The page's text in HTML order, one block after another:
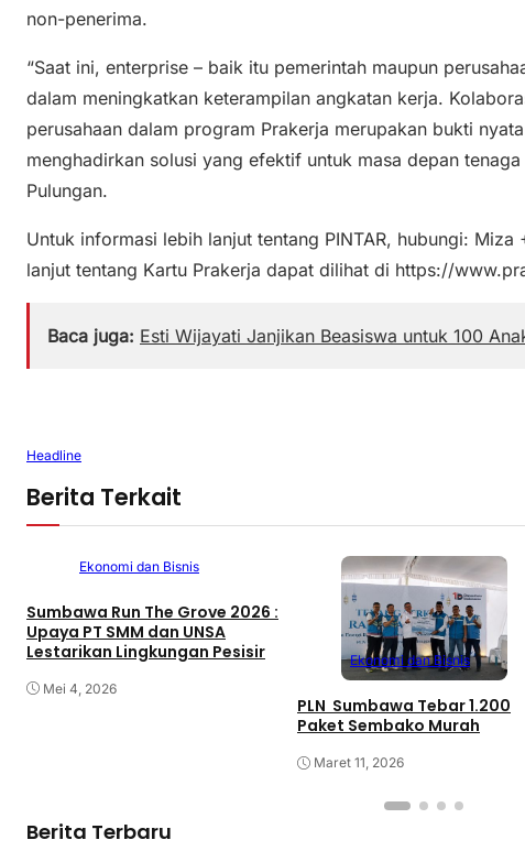
non-penerima.
“Saat ini, enterprise – baik itu pemerintah maupun
dalam meningkatkan keterampilan angkatan kerja.
perusahaan dalam program Prakerja merupakan bukti
menghadirkan solusi yang efektif untuk masa depan
Pulungan.
Untuk informasi lebih lanjut tentang PINTAR, hubungi:
lanjut tentang Kartu Prakerja dapat dilihat di https://
Baca juga: Esti Wijayati Janjikan Beasiswa untuk 100
Headline
Berita Terkait
Ekonomi dan Bisnis
Sumbawa Run The Grove 2026 :
Upaya PT SMM dan UNSA
Lestarikan Lingkungan Pesisir
Mei 4, 2026
Ekonomi dan Bisnis
PLN Sumbawa Tebar 1.200
Paket Sembako Murah
Maret 11, 2026
Berita Terbaru